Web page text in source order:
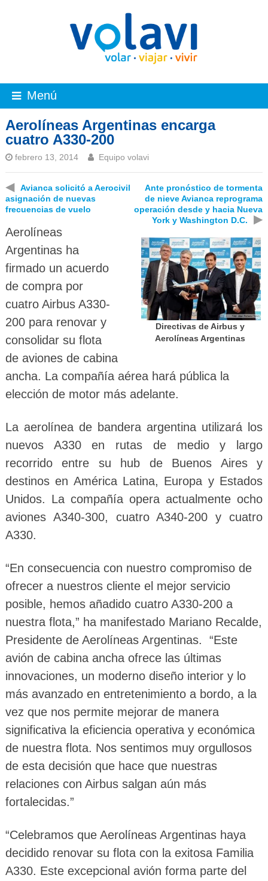
Menú
Aerolíneas Argentinas encarga
cuatro A330-200
febrero 13, 2014 Equipo volavi
◀
Avianca solicitó a Aerocivil
asignación de nuevas
frecuencias de vuelo
Ante pronóstico de tormenta
de nieve Avianca reprograma
operación desde y hacia Nueva
York y Washington D.C.
▶
Directivas de Airbus y
Aerolíneas Argentinas
Aerolíneas
Argentinas ha
firmado un acuerdo
de compra por
cuatro Airbus A330-
200 para renovar y
consolidar su flota
de aviones de cabina
ancha. La compañía aérea hará pública la
elección de motor más adelante.
La aerolínea de bandera argentina utilizará los
nuevos A330 en rutas de medio y largo
recorrido entre su hub de Buenos Aires y
destinos en América Latina, Europa y Estados
Unidos. La compañía opera actualmente ocho
aviones A340-300, cuatro A340-200 y cuatro
A330.
“En consecuencia con nuestro compromiso de
ofrecer a nuestros cliente el mejor servicio
posible, hemos añadido cuatro A330-200 a
nuestra flota,” ha manifestado Mariano Recalde,
Presidente de Aerolíneas Argentinas. “Este
avión de cabina ancha ofrece las últimas
innovaciones, un moderno diseño interior y lo
más avanzado en entretenimiento a bordo, a la
vez que nos permite mejorar de manera
significativa la eficiencia operativa y económica
de nuestra flota. Nos sentimos muy orgullosos
de esta decisión que hace que nuestras
relaciones con Airbus salgan aún más
fortalecidas.”
“Celebramos que Aerolíneas Argentinas haya
decidido renovar su flota con la exitosa Familia
A330. Este excepcional avión forma parte del